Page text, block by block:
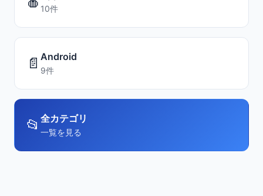
10件
📄 Android
9件
📂 全カテゴリ
一覧を見る